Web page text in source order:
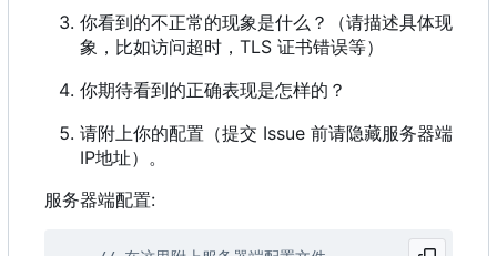
你看到的不正常的现象是什么？（请描述具体现
象，比如访问超时，TLS 证书错误等）
你期待看到的正确表现是怎样的？
请附上你的配置（提交 Issue 前请隐藏服务器端
IP地址）。
服务器端配置: